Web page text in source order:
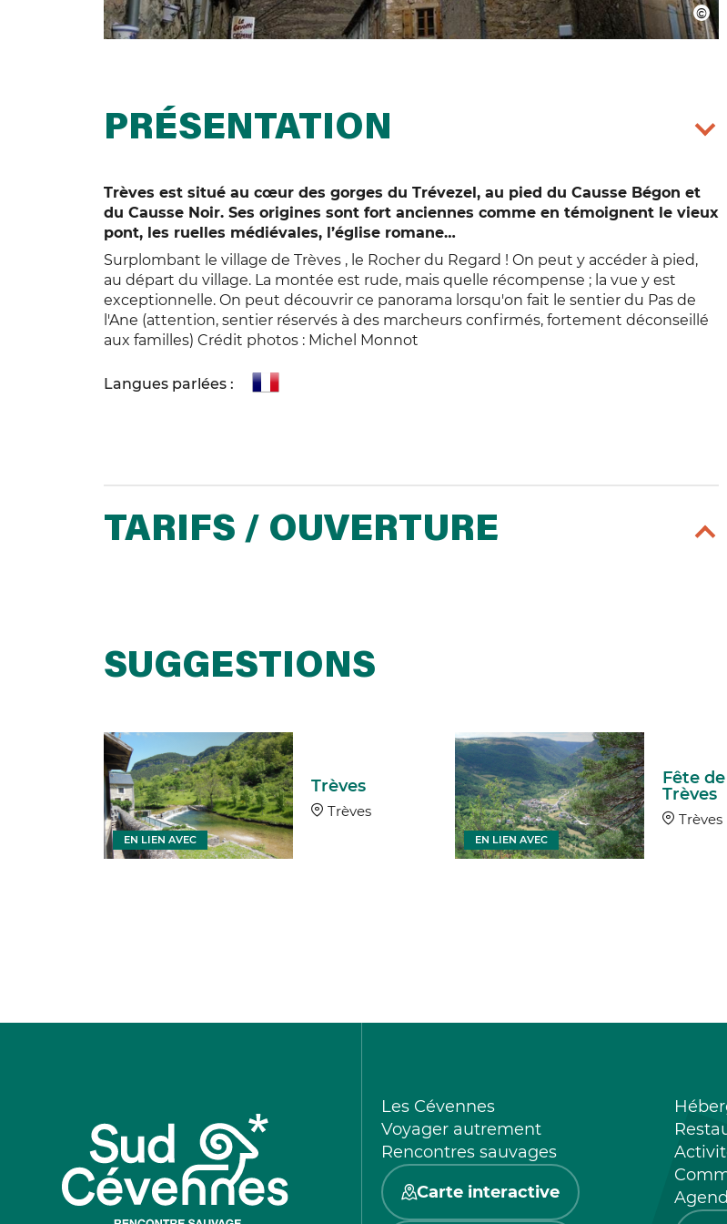
PRÉSENTATION
Trèves est situé au cœur des gorges du Trévezel, au pied du Causse Bégon et
du Causse Noir. Ses origines sont fort anciennes comme en témoignent le vieux
pont, les ruelles médiévales, l’église romane…
Surplombant le village de Trèves , le Rocher du Regard ! On peut y accéder à pied,
au départ du village. La montée est rude, mais quelle récompense ; la vue y est
exceptionnelle. On peut découvrir ce panorama lorsqu'on fait le sentier du Pas de
l'Ane (attention, sentier réservés à des marcheurs confirmés, fortement déconseillé
aux familles) Crédit photos : Michel Monnot
Langues parlées :
TARIFS / OUVERTURE
SUGGESTIONS
Trèves
Trèves
EN LIEN AVEC
Fête de
Trèves
Trèves
EN LIEN AVEC
Les Cévennes
Voyager autrement
Rencontres sauvages
Carte interactive